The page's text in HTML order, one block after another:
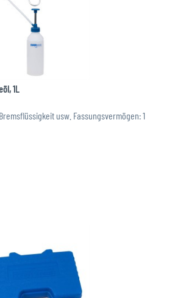
1L
usw. Fassungsvermögen: 1